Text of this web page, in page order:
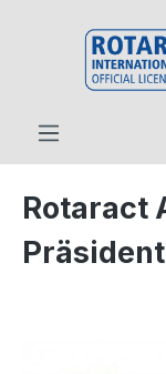
Rotaract